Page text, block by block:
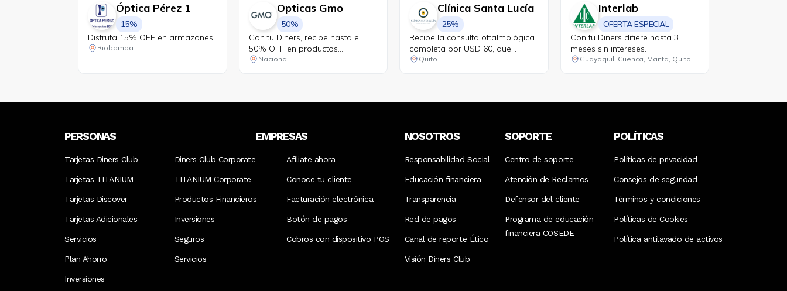
Óptica Pérez 1
15%
Disfruta 15% OFF en armazones.
Riobamba
Opticas Gmo
50%
Con tu Diners, recibe hasta el
50% OFF en productos
seleccionados.
Nacional
Clínica Santa Lucía
25%
Recibe la consulta oftalmológica
completa por USD 60, que
incluye evaluación con Maya sin
contacto. 25% de descuento en
refractivas para pacientes
Quito
Interlab
OFERTA ESPECIAL
Con tu Diners difiere hasta 3
meses sin intereses.
Guayaquil, Cuenca, Manta, Quito, Machala
PERSONAS
Tarjetas Diners Club
Tarjetas TITANIUM
Tarjetas Discover
Tarjetas Adicionales
Servicios
Plan Ahorro
Inversiones
EMPRESAS
Diners Club Corporate
TITANIUM Corporate
Productos Financieros
Inversiones
Seguros
Servicios
Afíliate ahora
Conoce tu cliente
Facturación electrónica
Botón de pagos
Cobros con dispositivo POS
NOSOTROS
Responsabilidad Social
Educación financiera
Transparencia
Red de pagos
Canal de reporte Ético
Visión Diners Club
SOPORTE
Centro de soporte
Atención de Reclamos
Defensor del cliente
Programa de educación
financiera COSEDE
POLÍTICAS
Políticas de privacidad
Consejos de seguridad
Términos y condiciones
Políticas de Cookies
Política antilavado de activos